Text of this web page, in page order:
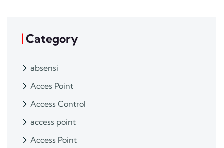
Category
absensi
Acces Point
Access Control
access point
Access Point